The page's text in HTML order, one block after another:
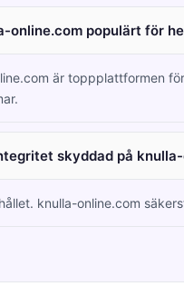
online.com populärt för
är toppplattformen
skyddad på
knulla-online.com